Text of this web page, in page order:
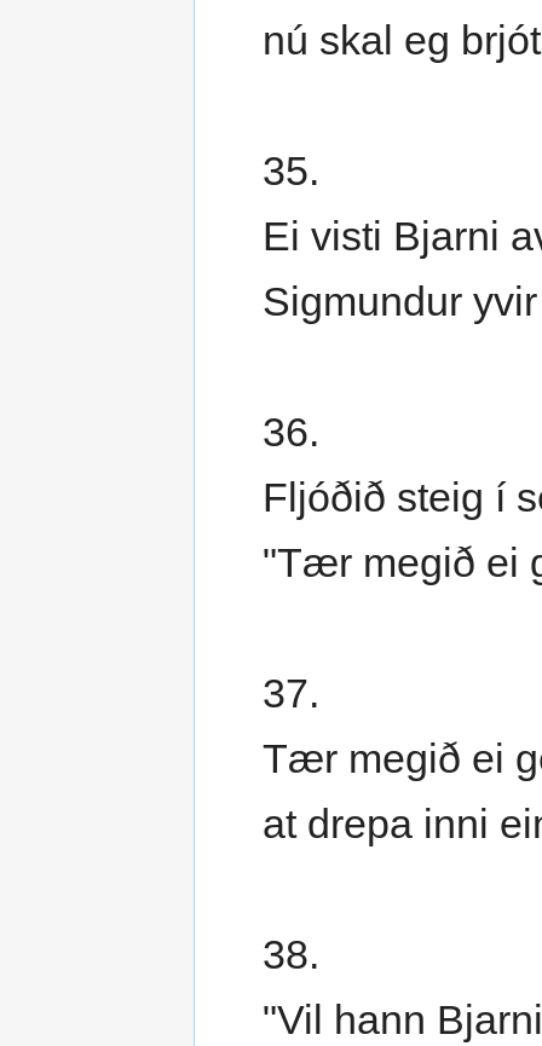
nú skal eg
35.
Ei visti Bjarni
Sigmundur
36.
Fljóðið steig í
"Tær megið ei
37.
Tær megið ei
at drepa inni
38.
"Vil hann